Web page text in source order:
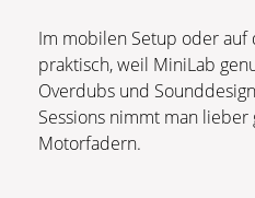
Im mobilen Setup oder auf
praktisch, weil MiniLab
Overdubs und
Sessions nimmt man
Motorfadern.